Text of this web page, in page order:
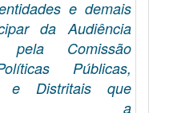
e demais
da Audiência
pela Comissão
Públicas,
e Distritais que
a